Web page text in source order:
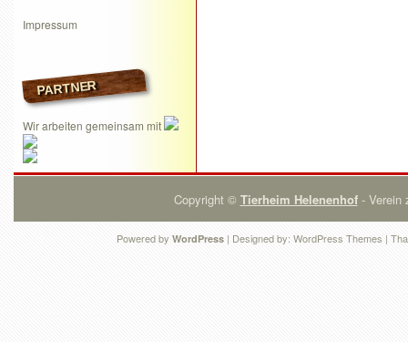
Impressum
PARTNER
Wir arbeiten gemeinsam mit
Copyright © Tierheim Helenenhof- Verein
Powered by WordPress | Designed by: WordPress Themes |